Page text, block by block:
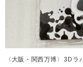
〈大阪・関西万博〉3D